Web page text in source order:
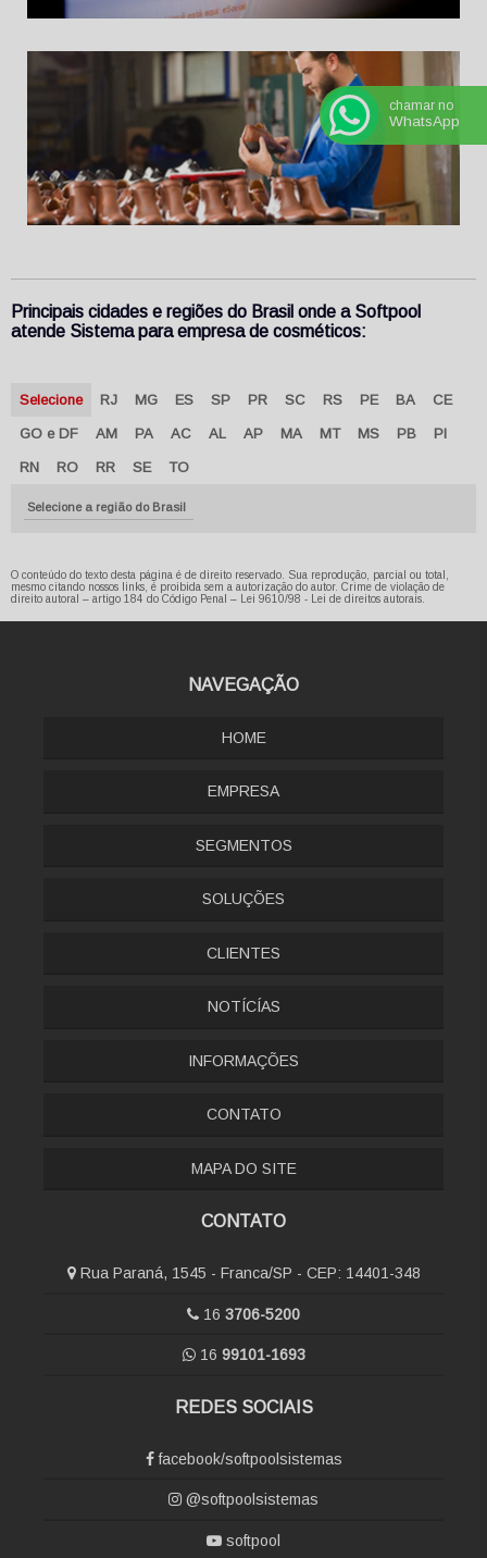
Principais cidades e regiões do Brasil onde a Softpool
atende Sistema para empresa de cosméticos:
Selecione RJ MG ES SP PR SC RS PE BA CE
GO e DF AM PA AC AL AP MA MT MS PB PI
RN RO RR SE TO
Selecione a região do Brasil
O conteúdo do texto desta página é de direito reservado. Sua reprodução, parcial ou total,
mesmo citando nossos links, é proibida sem a autorização do autor. Crime de violação de
direito autoral – artigo 184 do Código Penal –
Lei 9610/98 - Lei de direitos autorais
NAVEGAÇÃO
HOME
EMPRESA
SEGMENTOS
SOLUÇÕES
CLIENTES
NOTÍCÍAS
INFORMAÇÕES
CONTATO
MAPA DO SITE
CONTATO
Rua Paraná, 1545 - Franca/SP - CEP: 14401-348
16 3706-5200
16 99101-1693
REDES SOCIAIS
facebook/softpoolsistemas
@softpoolsistemas
softpool
chamar no
WhatsApp